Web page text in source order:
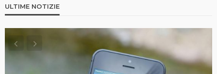
ULTIME NOTIZIE